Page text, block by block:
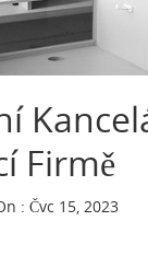
Firmě
: Čvc 15, 2023